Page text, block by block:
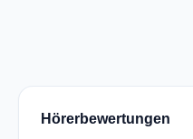
Hörerbewertungen